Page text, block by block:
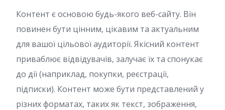
Контент є основою будь-якого веб-сайту. Він
повинен бути цінним, цікавим та актуальним
для вашої цільової аудиторії. Якісний контент
приваблює відвідувачів, залучає їх та спонукає
до дії (наприклад, покупки, реєстрації,
підписки). Контент може бути представлений у
різних форматах, таких як текст, зображення,